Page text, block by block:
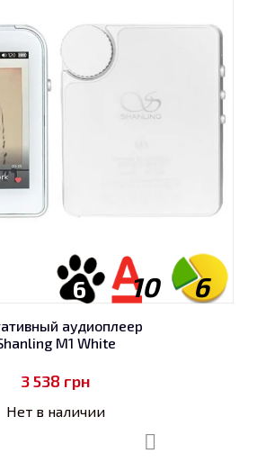
6
10
6
аудиоплеер
M1 White
3 538 грн
Нет в наличии